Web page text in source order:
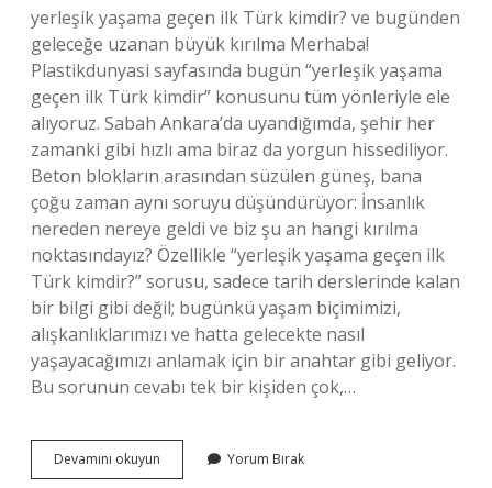
yerleşik yaşama geçen ilk Türk kimdir? ve bugünden
geleceğe uzanan büyük kırılma Merhaba!
Plastikdunyasi sayfasında bugün “yerleşik yaşama
geçen ilk Türk kimdir” konusunu tüm yönleriyle ele
alıyoruz. Sabah Ankara’da uyandığımda, şehir her
zamanki gibi hızlı ama biraz da yorgun hissediliyor.
Beton blokların arasından süzülen güneş, bana
çoğu zaman aynı soruyu düşündürüyor: İnsanlık
nereden nereye geldi ve biz şu an hangi kırılma
noktasındayız? Özellikle “yerleşik yaşama geçen ilk
Türk kimdir?” sorusu, sadece tarih derslerinde kalan
bir bilgi gibi değil; bugünkü yaşam biçimimizi,
alışkanlıklarımızı ve hatta gelecekte nasıl
yaşayacağımızı anlamak için bir anahtar gibi geliyor.
Bu sorunun cevabı tek bir kişiden çok,…
Devamını okuyun
yaşama
Yorum Bırak